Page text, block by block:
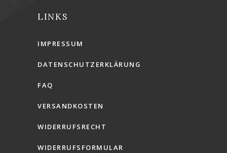
LINKS
IMPRESSUM
DATENSCHUTZERKLÄRUNG
FAQ
VERSANDKOSTEN
WIDERRUFSRECHT
WIDERRUFSFORMULAR